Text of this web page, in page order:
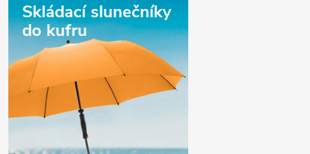
Skládací slunečníky
do kufru